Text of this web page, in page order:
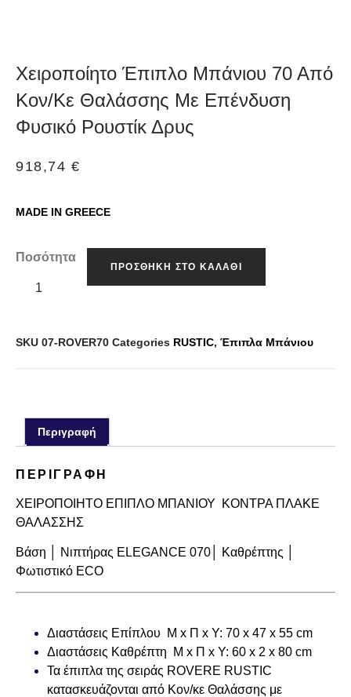
Χειροποίητο Έπιπλο Μπάνιου 70 Από
Κον/Κε Θαλάσσης Με Επένδυση
Φυσικό Ρουστίκ Δρυς
918,74€
MADE IN GREECE
Ποσότητα
ΠΡΟΣΘΉΚΗ ΣΤΟ ΚΑΛΆΘΙ
SKU 07-ROVER70 Categories RUSTIC, Έπιπλα Μπάνιου
Περιγραφή
ΠΕΡΙΓΡΑΦΉ
ΧΕΙΡΟΠΟΙΗΤΟ ΕΠΙΠΛΟ ΜΠΑΝΙΟΥ ΚΟΝΤΡΑ ΠΛΑΚΕ
ΘΑΛΑΣΣΗΣ
Βάση │ Νιπτήρας ELEGANCE 070│ Καθρέπτης │
Φωτιστικό ECO
Διαστάσεις Επίπλου Μ x Π x Υ: 70 x 47 x 55 cm
Διαστάσεις Καθρέπτη Μ x Π x Υ: 60 x 2 x 80 cm
Τα έπιπλα της σειράς ROVERE RUSTIC
κατασκευάζονται από Κον/κε Θαλάσσης με